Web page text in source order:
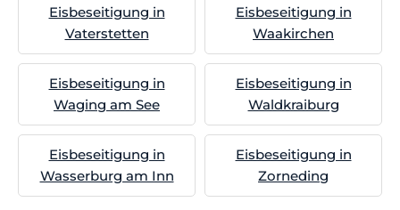
Eisbeseitigung in
Vaterstetten
Eisbeseitigung in
Waakirchen
Eisbeseitigung in
Waging am See
Eisbeseitigung in
Waldkraiburg
Eisbeseitigung in
Wasserburg am Inn
Eisbeseitigung in
Zorneding